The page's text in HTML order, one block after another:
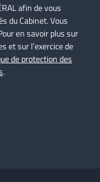
afin de vous
du Cabinet. Vous
en savoir plus sur
et sur l’exercice de
de protection des
.